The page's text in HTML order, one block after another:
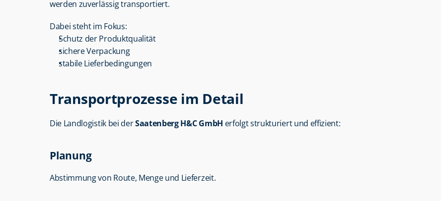
werden zuverlässig transportiert.
Dabei steht im Fokus:
Schutz der Produktqualität
sichere Verpackung
stabile Lieferbedingungen
Transportprozesse im Detail
Die Landlogistik bei der Saatenberg H&C GmbH erfolgt strukturiert und effizient:
Planung
Abstimmung von Route, Menge und Lieferzeit.